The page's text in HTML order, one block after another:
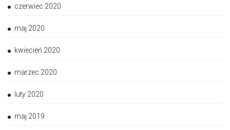
czerwiec 2020
maj 2020
kwiecień 2020
marzec 2020
luty 2020
maj 2019